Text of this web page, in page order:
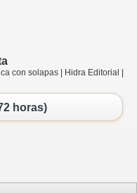
con solapas | Hidra Editorial |
horas)